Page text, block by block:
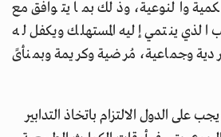
والنوعية، وذلك بما يتوافق مع
الذي ينتمي إليه المستهلك ويكفل له
وجماعية، مُرضية وكريمة وبمنأىً
على الدول الالتزام باتخاذ التدابير